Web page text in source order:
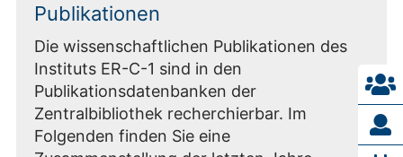
Publikationen
Die wissenschaftlichen Publikationen des
Instituts ER-C-1 sind in den
Publikationsdatenbanken der
Zentralbibliothek recherchierbar. Im
Folgenden finden Sie eine